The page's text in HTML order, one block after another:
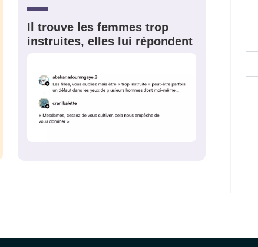
Il trouve les femmes trop
instruites, elles lui répondent